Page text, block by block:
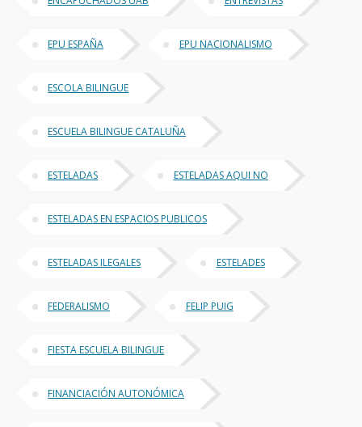
EPU ESPAÑA EPU NACIONALISMO
ESCOLA BILINGUE
ESCUELA BILINGUE CATALUÑA
ESTELADAS ESTELADAS AQUI NO
ESTELADAS EN ESPACIOS PUBLICOS
ESTELADAS ILEGALES ESTELADES
FEDERALISMO FELIP PUIG
FIESTA ESCUELA BILINGUE
FINANCIACIÓN AUTONÓMICA